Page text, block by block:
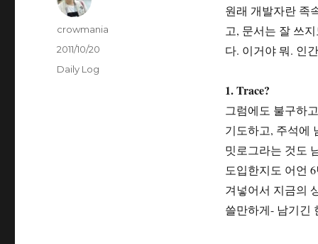
원래 개발자란 족
고, 문서는 잘 쓰
다. 이거야 뭐. 인
1. Trace?
그럼에도 불구하
기도하고, 주석에
밋로그라는 것도
도입한지도 어언
겨넣어서 지금의
쓸만하게- 남기긴
글
crowmania
작
2011/10/20
카
Daily Log